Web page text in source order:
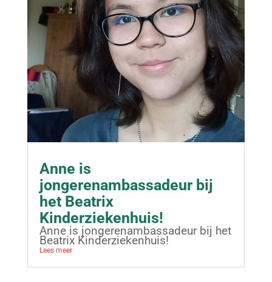
Anne is
jongerenambassadeur bij
het Beatrix
Kinderziekenhuis!
Anne is jongerenambassadeur bij het
Beatrix Kinderziekenhuis!
Lees meer